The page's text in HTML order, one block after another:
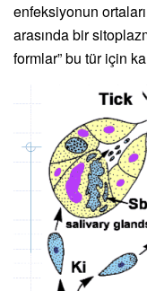
enfeksiyonun
arasında bir
formlar” bu tür için